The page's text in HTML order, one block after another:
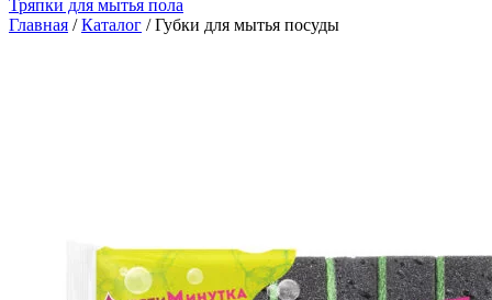
Тряпки для мытья пола
Главная /Каталог / Губки для мытья посуды